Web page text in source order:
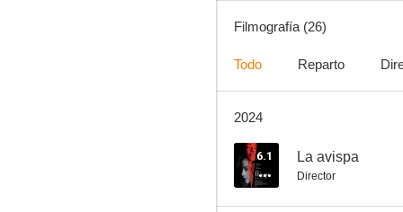
Filmografía (26)
Todo Reparto
2024
6.1 La avispa
Director